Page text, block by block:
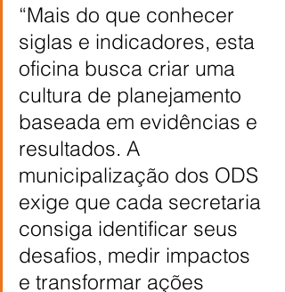
“Mais do que conhecer
siglas e indicadores, esta
oficina busca criar uma
cultura de planejamento
baseada em evidências e
resultados. A
municipalização dos ODS
exige que cada secretaria
consiga identificar seus
desafios, medir impactos
e transformar ações